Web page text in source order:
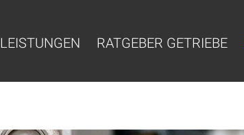
LEISTUNGEN RATGEBER GETRIEBE